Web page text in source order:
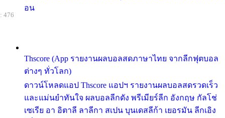
อน
Thscore (App รายงานผลบอลสดภาษาไทย จากลีกฟุตบอล
ต่างๆ ทั่วโลก)
ดาวน์โหลดแอป Thscore แอปฯ รายงานผลบอลสดรวดเร็ว
และแม่นยำทันใจ ผลบอลลีกดัง พรีเมียร์ลีก อังกฤษ กัลโช่
เซเรีย อา อิตาลี ลาลีกา สเปน บุนเดสลีก้า เยอรมัน ลีกเอิง
476